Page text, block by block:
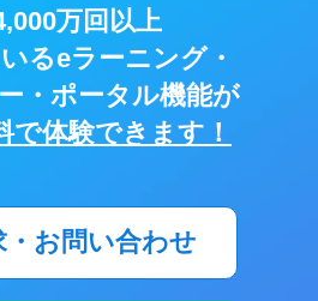
万回以上
るeラーニング・
・ポータル機能が
で体験できます！
・お問い合わせ